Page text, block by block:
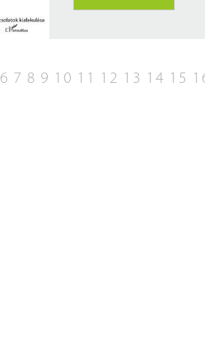
6 7 8 9 10 11 12 13 14 15